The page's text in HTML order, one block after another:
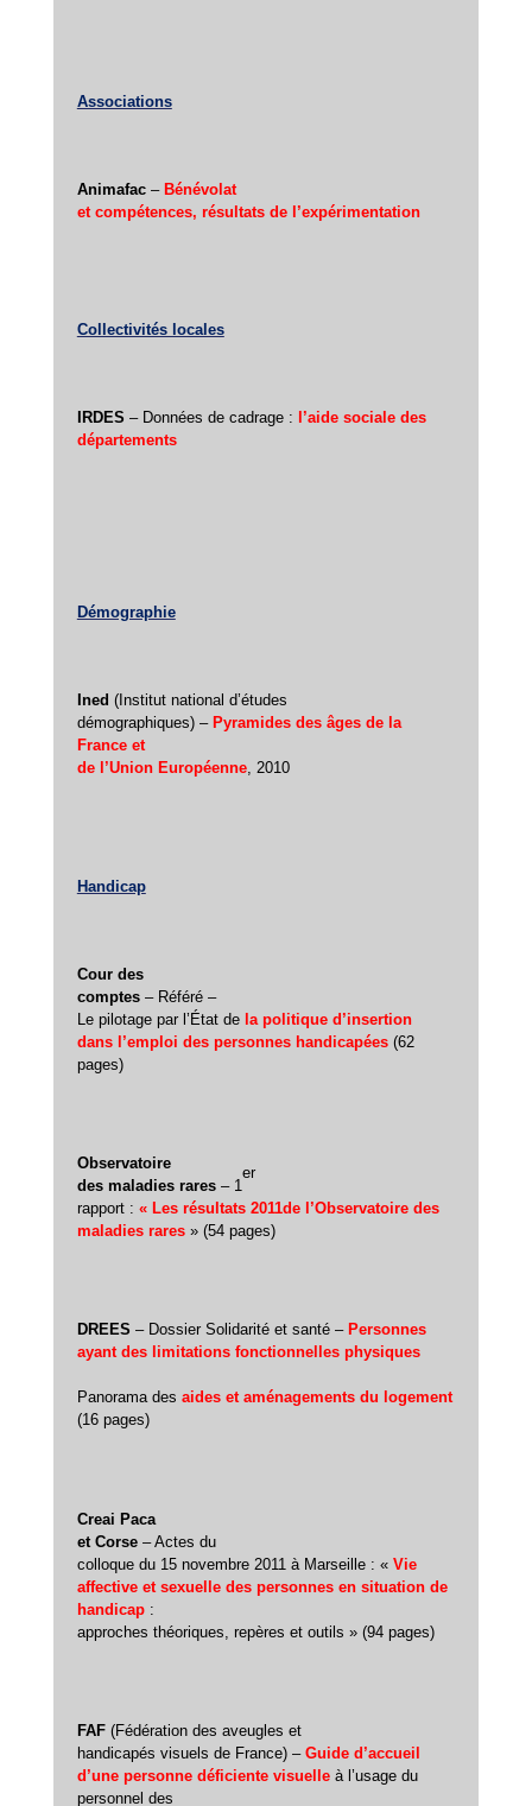
Associations
Animafac– Bénévolat
et compétences, résultats de l’expérimentation
Collectivités locales
IRDES – Données de cadrage :
l’aide sociale des
départements
Démographie
Ined (Institut national d’études
démographiques) – Pyramides des âges de la
France et
de l’Union Européenne, 2010
Handicap
Cour des
comptes– Référé –
Le pilotage par l’État de la politique d’insertion
dans l’emploi des personnes handicapées(62
pages)
Observatoire
des maladies rares– 1
er
rapport : « Les résultats 2011de l’Observatoire des
maladies rares» (54 pages)
DREES – Dossier Solidarité et santé – Personnes
ayant des limitations fonctionnelles physiques
Panorama des aides et aménagements du logement
(16 pages)
Creai Paca
et Corse– Actes du
colloque du 15 novembre 2011 à Marseille : « Vie
affective et sexuelle des personnes en situation de
handicap:
approches théoriques, repères et outils » (94 pages)
FAF(Fédération des aveugles et
handicapés visuels de France) – Guide d’accueil
d’une personne déficiente visuelleà l’usage du
personnel des